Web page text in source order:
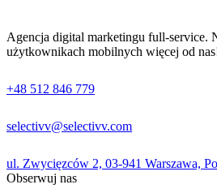
Agencja digital marketingu full-service.
użytkownikach mobilnych więcej od
+48 512 846 779
selectivv@selectivv.com
ul. Zwycięzców 2, 03-941 Warszawa,
Obserwuj nas